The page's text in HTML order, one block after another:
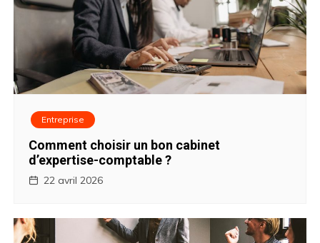
Entreprise
Comment choisir un bon cabinet
d’expertise-comptable ?
22 avril 2026